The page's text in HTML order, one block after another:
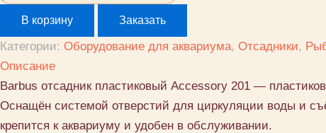
товара
отсадник
пластиковый
Accessory
201
В корзину Заказать
Категории: Оборудование для аквариума, Отсадники,
Описание
Barbus отсадник пластиковый Accessory 201 —
Оснащён системой отверстий для циркуляции воды и
крепится к аквариуму и удобен в обслуживании.